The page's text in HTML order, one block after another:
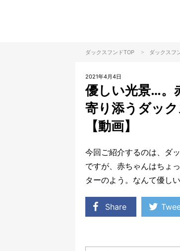
ダックスフンドTOP > ダックスフ
2021年4月4日
優しい光景…。
寄り添うダッ
【動画】
今回ご紹介するのは、ダ
ですが、赤ちゃんはちょ
ターのよう。なんて優し
Share